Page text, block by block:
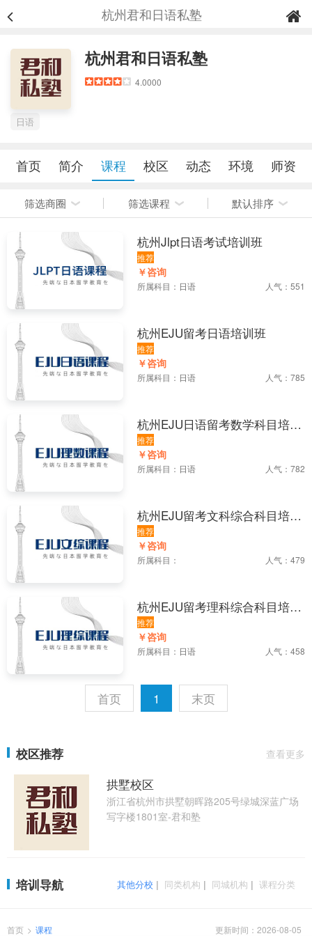
杭州君和日语私塾
杭州君和日语私塾
4.0000
日语
首页 简介 课程 校区 动态 环境 师资
筛选商圈 筛选课程 默认排序
杭州Jlpt日语考试培训班
推荐
￥咨询
所属科目： 日语 人气：551
杭州EJU留考日语培训班
推荐
￥咨询
所属科目： 日语 人气：785
杭州EJU日语留考数学科目培训
班
推荐
￥咨询
所属科目： 日语 人气：782
杭州EJU留考文科综合科目培训
班
推荐
￥咨询
所属科目： 人气：479
杭州EJU留考理科综合科目培训
班
推荐
￥咨询
所属科目： 日语 人气：458
首页 1 末页
校区推荐 查看更多
拱墅校区
浙江省杭州市拱墅朝晖路205号绿城深蓝广场
写字楼1801室-君和塾
其他分校 | 同类机构 | 同城机构 | 课程分类
培训导航
首页 > 课程 更新时间：2026-08-05